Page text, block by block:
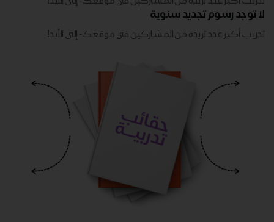
لا توجد رسوم تجديد سنوية
تدريب أكبر عدد تريده من المشاركين في موقعك - ​​إلى الأبد!